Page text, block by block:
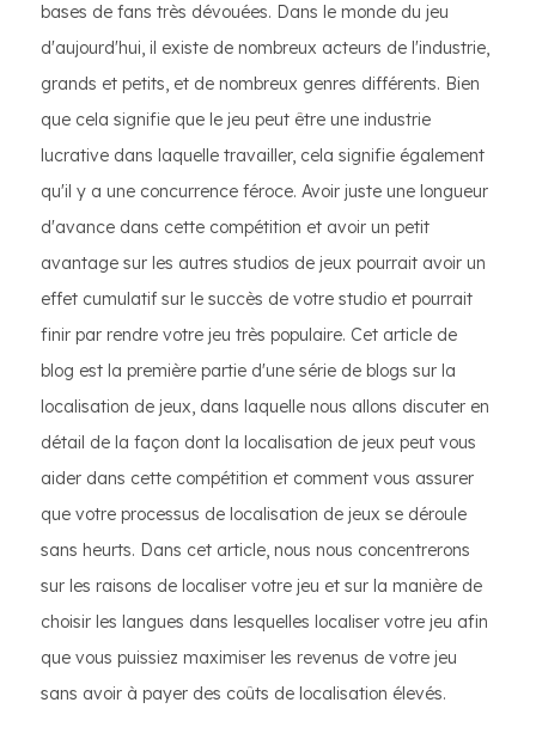
bases de fans très dévouées. Dans le monde du jeu
d'aujourd'hui, il existe de nombreux acteurs de l'industrie,
grands et petits, et de nombreux genres différents. Bien
que cela signifie que le jeu peut être une industrie
lucrative dans laquelle travailler, cela signifie également
qu'il y a une concurrence féroce. Avoir juste une longueur
d'avance dans cette compétition et avoir un petit
avantage sur les autres studios de jeux pourrait avoir un
effet cumulatif sur le succès de votre studio et pourrait
finir par rendre votre jeu très populaire. Cet article de
blog est la première partie d'une série de blogs sur la
localisation de jeux, dans laquelle nous allons discuter en
détail de la façon dont la localisation de jeux peut vous
aider dans cette compétition et comment vous assurer
que votre processus de localisation de jeux se déroule
sans heurts. Dans cet article, nous nous concentrerons
sur les raisons de localiser votre jeu et sur la manière de
choisir les langues dans lesquelles localiser votre jeu afin
que vous puissiez maximiser les revenus de votre jeu
sans avoir à payer des coûts de localisation élevés.